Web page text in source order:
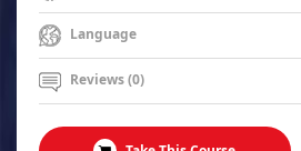
Language
Reviews (0)